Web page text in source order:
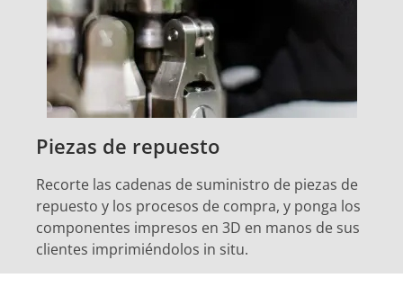
Piezas de repuesto
Recorte las cadenas de suministro de piezas de
repuesto y los procesos de compra, y ponga los
componentes impresos en 3D en manos de sus
clientes imprimiéndolos in situ.